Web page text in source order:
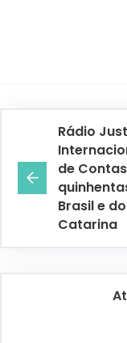
Rádio
de
Brasil e
Catarina